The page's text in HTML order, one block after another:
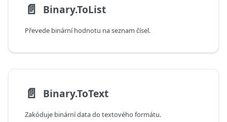
📄️ Binary.ToList
Převede binární hodnotu na seznam čísel.
📄️ Binary.ToText
Zakóduje binární data do textového formátu.